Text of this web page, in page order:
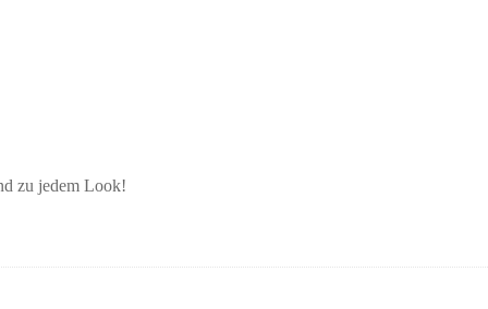
zu jedem Look!